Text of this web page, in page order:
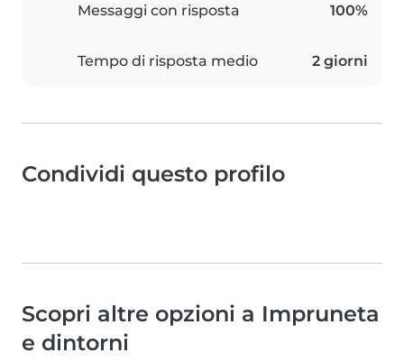
Messaggi con risposta 100%
Tempo di risposta medio 2 giorni
Condividi questo profilo
Scopri altre opzioni a Impruneta
e dintorni